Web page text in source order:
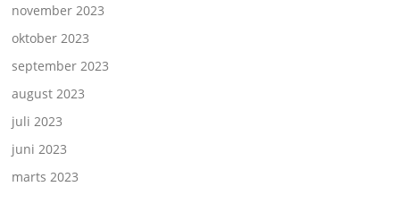
november 2023
oktober 2023
september 2023
august 2023
juli 2023
juni 2023
marts 2023